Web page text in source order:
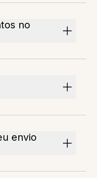
no
envio